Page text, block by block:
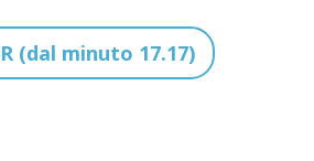
(dal minuto 17.17)